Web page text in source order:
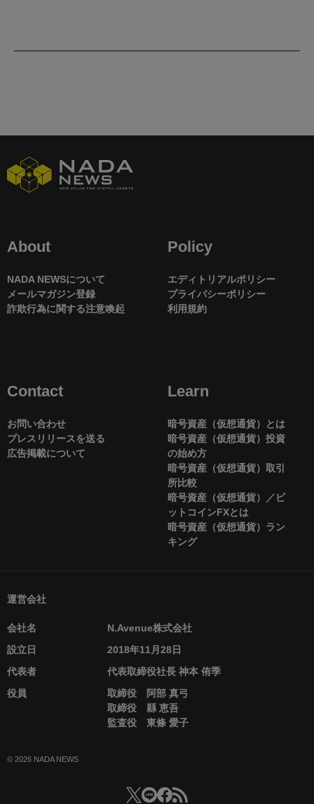
About
NADA NEWSについて
メールマガジン登録
詐欺行為に関する注意喚起
Policy
エディトリアルポリシー
プライバシーポリシー
利用規約
Contact
お問い合わせ
プレスリリースを送る
広告掲載について
Learn
暗号資産（仮想通貨）とは
暗号資産（仮想通貨）投資
の始め方
暗号資産（仮想通貨）取引
所比較
暗号資産（仮想通貨）／ビ
ットコインFXとは
暗号資産（仮想通貨）ラン
キング
運営会社
会社名
N.Avenue株式会社
設立日
2018年11月28日
代表者
代表取締役社長 神本 侑季
役員
取締役 阿部 真弓
取締役 縣 恵吾
監査役 東條 愛子
© 2026 NADA NEWS